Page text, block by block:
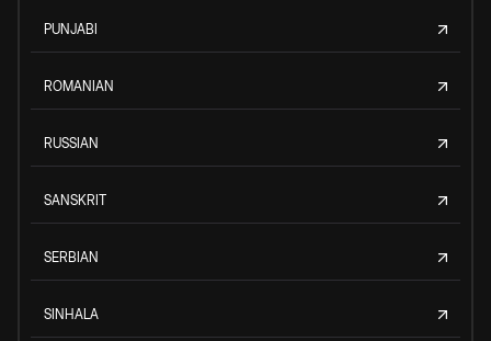
PUNJABI
ROMANIAN
RUSSIAN
SANSKRIT
SERBIAN
SINHALA